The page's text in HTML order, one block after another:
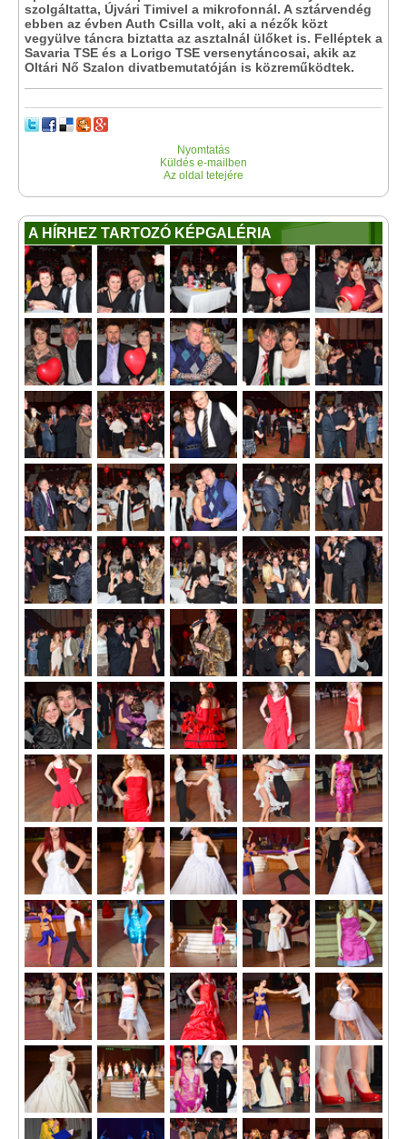
szolgáltatta, Újvári Timivel a mikrofonnál. A sztárvendég
ebben az évben Auth Csilla volt, aki a nézők közt
vegyülve táncra biztatta az asztalnál ülőket is. Felléptek a
Savaria TSE és a Lorigo TSE versenytáncosai, akik az
Oltári Nő Szalon divatbemutatóján is közreműködtek.
Nyomtatás
Küldés e-mailben
Az oldal tetejére
A HÍRHEZ TARTOZÓ KÉPGALÉRIA